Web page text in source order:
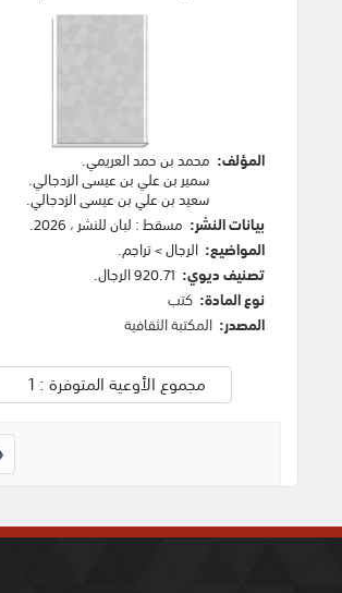
المؤلف: محمد بن حمد العريمي.
سمير بن علي بن عيسى الزدجالي.
سعيد بن علي بن عيسى الزدجالي.
بيانات النشر: مسقط: لبان للنشر ، 2026
.
المواضيع: الرجال>تراجم.
تصنيف ديوي: 920.71 الرجال.
نوع المادة: كتب
المصدر: المكتبة الثقافية
مجموع الأوعية المتوفرة : 1